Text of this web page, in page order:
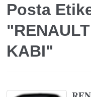
Posta
KABI"